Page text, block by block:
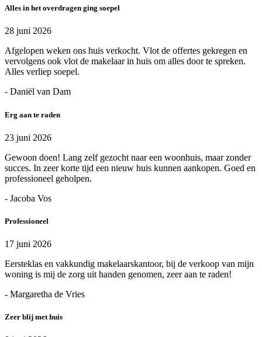
Alles in het overdragen ging soepel
28 juni 2026
Afgelopen weken ons huis verkocht. Vlot de offertes gekregen en
vervolgens ook vlot de makelaar in huis om alles door te spreken.
Alles verliep soepel.
- Daniël van Dam
Erg aan te raden
23 juni 2026
Gewoon doen! Lang zelf gezocht naar een woonhuis, maar zonder
succes. In zeer korte tijd een nieuw huis kunnen aankopen. Goed en
professioneel geholpen.
- Jacoba Vos
Professioneel
17 juni 2026
Eersteklas en vakkundig makelaarskantoor, bij de verkoop van mijn
woning is mij de zorg uit handen genomen, zeer aan te raden!
- Margaretha de Vries
Zeer blij met huis